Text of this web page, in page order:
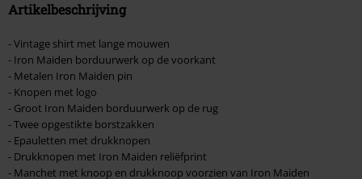
Artikelbeschrijving
- Vintage shirt met lange mouwen
- Iron Maiden borduurwerk op de voorkant
- Metalen Iron Maiden pin
- Knopen met logo
- Groot Iron Maiden borduurwerk op de rug
- Twee opgestikte borstzakken
- Epauletten met drukknopen
- Drukknopen met Iron Maiden reliëfprint
- Manchet met knoop en drukknoop voorzien van Iron Maiden